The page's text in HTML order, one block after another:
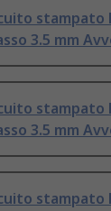
stampato
3.5 mm
stampato
3.5 mm
stampato